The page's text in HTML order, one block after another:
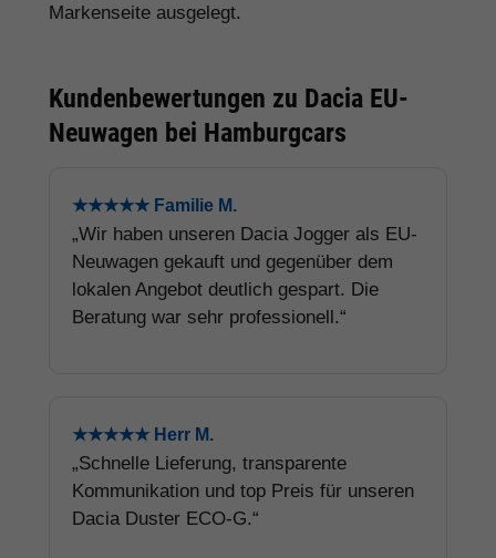
Markenseite ausgelegt.
Kundenbewertungen zu Dacia EU-
Neuwagen bei Hamburgcars
★★★★★ Familie M.
„Wir haben unseren Dacia Jogger als EU-
Neuwagen gekauft und gegenüber dem
lokalen Angebot deutlich gespart. Die
Beratung war sehr professionell.“
★★★★★ Herr M.
„Schnelle Lieferung, transparente
Kommunikation und top Preis für unseren
Dacia Duster ECO-G.“